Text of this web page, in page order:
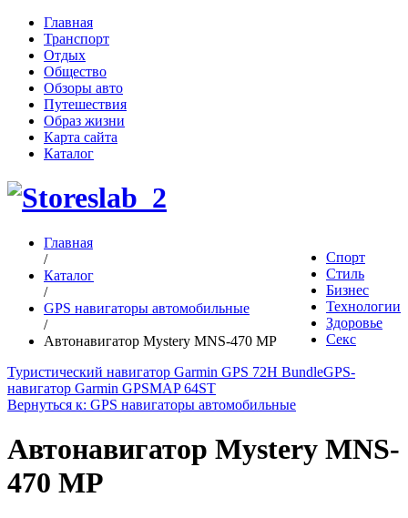
Главная
Транспорт
Отдых
Общество
Обзоры авто
Путешествия
Образ жизни
Карта сайта
Каталог
Спорт
Стиль
Бизнес
Технологии
Здоровье
Секс
Главная
/
Каталог
/
GPS навигаторы автомобильные
/
Автонавигатор Mystery MNS-470 MP
Туристический навигатор Garmin GPS 72H BundleGPS-
навигатор Garmin GPSMAP 64ST
Вернуться к: GPS навигаторы автомобильные
Автонавигатор Mystery MNS-
470 MP